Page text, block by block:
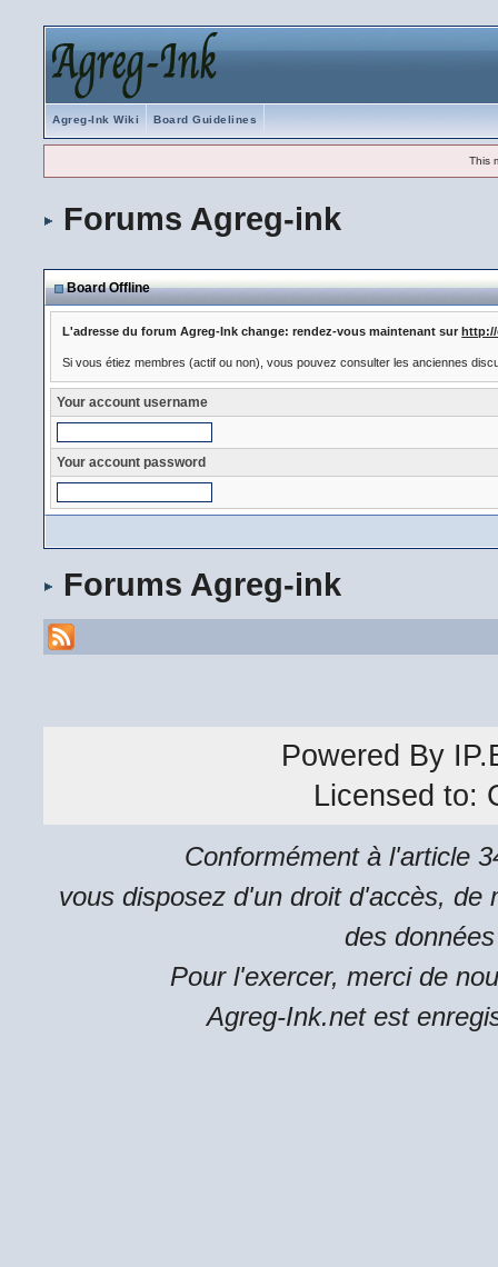
Agreg-Ink Wiki Board Guidelines
This
Forums Agreg-ink
Board Offline
L'adresse du forum Agreg-Ink change: rendez-vous maintenant surhttp://
Si vous étiez membres (actif ou non), vous pouvez consulter les anciennes
Your account username
Your account password
Forums Agreg-ink
Powered By
Licensed to:
Conformément à l'article
vous disposez d'un droit d'accès, de
des
Pour l'exercer, merci de
Agreg-Ink.net est